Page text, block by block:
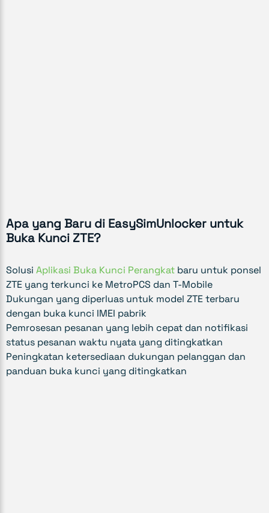
Apa yang Baru di EasySimUnlocker untuk
Buka Kunci ZTE?
Solusi Aplikasi Buka Kunci Perangkat baru untuk ponsel
ZTE yang terkunci ke MetroPCS dan T-Mobile
Dukungan yang diperluas untuk model ZTE terbaru
dengan buka kunci IMEI pabrik
Pemrosesan pesanan yang lebih cepat dan notifikasi
status pesanan waktu nyata yang ditingkatkan
Peningkatan ketersediaan dukungan pelanggan dan
panduan buka kunci yang ditingkatkan